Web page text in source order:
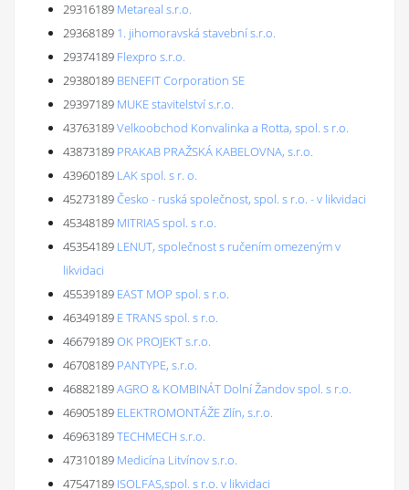
29316189 Metareal s.r.o.
29368189 1. jihomoravská stavební s.r.o.
29374189 Flexpro s.r.o.
29380189 BENEFIT Corporation SE
29397189 MUKE stavitelství s.r.o.
43763189Velkoobchod Konvalinka a Rotta, spol. s r.o.
43873189 PRAKAB PRAŽSKÁ KABELOVNA, s.r.o.
43960189 LAK spol. s r. o.
45273189Česko - ruská společnost, spol. s r.o. - v likvidaci
45348189 MITRIAS spol. s r.o.
45354189 LENUT, společnost s ručením omezeným v
likvidaci
45539189 EAST MOP spol. s r.o.
46349189 E TRANS spol. s r.o.
46679189OK PROJEKT s.r.o.
46708189 PANTYPE, s.r.o.
46882189AGRO & KOMBINÁT Dolní Žandov spol. s r.o.
46905189 ELEKTROMONTÁŽE Zlín, s.r.o.
46963189TECHMECH s.r.o.
47310189 Medicína Litvínov s.r.o.
47547189 ISOLFAS,spol. s r.o. v likvidaci